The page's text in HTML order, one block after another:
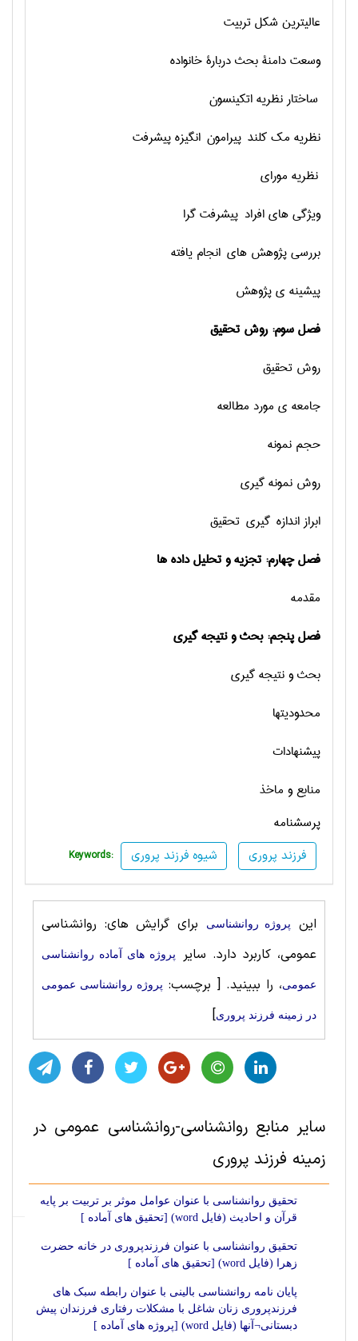
عالیترین شکل تربیت
وسعت دامنة بحث دربارة خانواده
ساختار نظریه اتکینسون
نظریه مک کلند پیرامون انگیزه پیشرفت
نظریه مورای
ویژگی های افراد پیشرفت گرا
بررسی پژوهش های انجام یافته
پیشینه ی پژوهش
فصل سوم: روش تحقیق
روش تحقیق
جامعه ی مورد مطالعه
حجم نمونه
روش نمونه گیری
ابراز اندازه گیری تحقیق
فصل چهارم: تجزیه و تحلیل داده ها
مقدمه
فصل پنجم: بحث و نتیجه گیری
بحث و نتیجه گیری
محدودیتها
پیشنهادات
منابع و ماخذ
پرسشنامه
Keywords: شیوه فرزند پروری فرزند پروری
این پروژه روانشناسی
برای گرایش های: روانشناسی‌
عمومی، کاربرد دارد. سایر
پروژه های آماده روانشناسی‌
عمومی، را ببینید.[ برچسب: پروژه روانشناسی‌ عمومی
در زمینه فرزند پروری]
سایر منابع روانشناسی-روانشناسی‌ عمومی در
زمینه فرزند پروری
تحقیق روانشناسی با عنوان عوامل موثر بر تربیت بر پایه
قرآن و احادیث (فایل word) [تحقیق های آماده ]
تحقیق روانشناسی با عنوان فرزندپروری در خانه حضرت
زهرا (فایل word) [تحقیق های آماده ]
پایان نامه روانشناسی بالینی با عنوان رابطه سبک های
فرزندپروری زنان شاغل با مشکلات رفتاری فرزندان پیش
دبستانی¬آنها (فایل word) [پروژه های آماده ]